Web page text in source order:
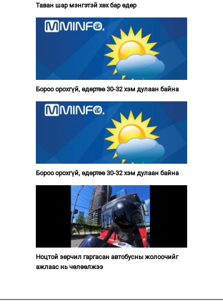
Таван шар мэнгэтэй хөх бар өдөр
Бороо орохгүй, өдөртөө 30-32 хэм дулаан байна
Бороо орохгүй, өдөртөө 30-32 хэм дулаан байна
Ноцтой зөрчил гаргасан автобусны жолоочийг
ажлаас нь чөлөөлжээ